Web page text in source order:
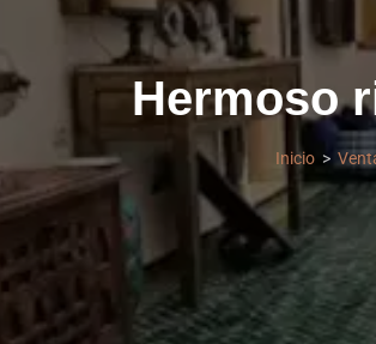
Hermoso
Inicio